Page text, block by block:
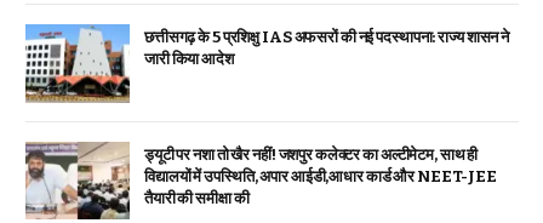
छत्तीसगढ़ के 5 प्रशिक्षु IAS अफसरों की नई पदस्थापना: राज्य शासन ने
जारी किया आदेश
ड्यूटी पर नशा तो खैर नहीं! जशपुर कलेक्टर का अल्टीमेटम, साथ ही
विद्यालयों में उपस्थिति, अपार आईडी,आधार कार्ड और NEET-JEE
तैयारी की समीक्षा की